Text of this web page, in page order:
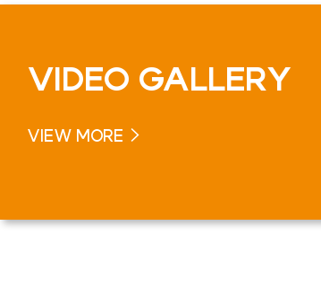
VIDEO GALLERY
VIEW MORE